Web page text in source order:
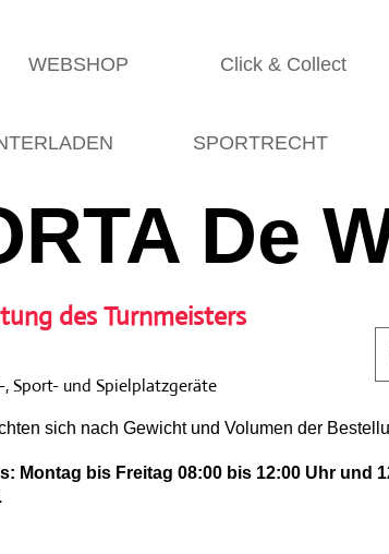
WEBSHOP Click & Collect
SPORTRECHT
De
des Turnmeisters
sich nach Gewicht und Volumen der
Sport- und Spielplatzgeräte
Montag bis Freitag 08:00 bis 12:00 Uhr und